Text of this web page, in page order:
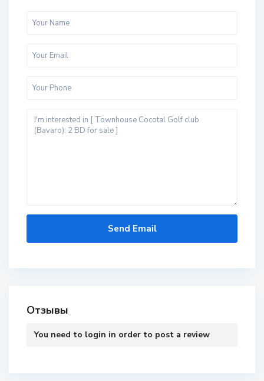
Отзывы
You need to login in order to post a review